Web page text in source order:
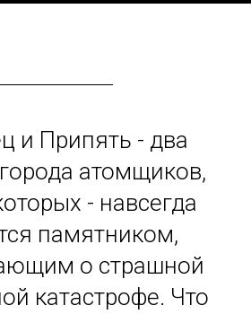
и Припять - два
атомщиков,
- навсегда
памятником,
о страшной
катастрофе. Что